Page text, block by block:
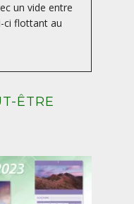
un vide entre
ci flottant au
ÊTRE